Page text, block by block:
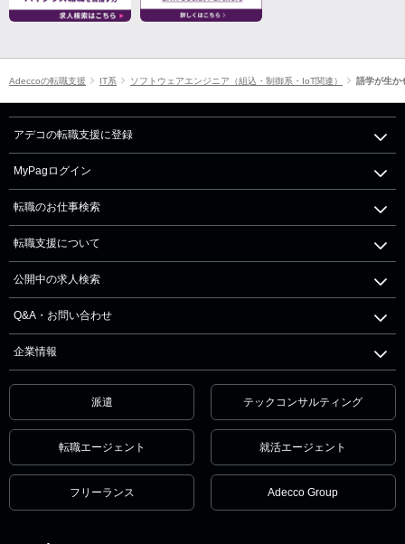
Adeccoの転職支援 IT系 ソフトウェアエンジニア（組込・制御系・IoT関連） 語学が生か
アデコの転職支援に登録
MyPagログイン
転職のお仕事検索
転職支援について
公開中の求人検索
Q&A・お問い合わせ
企業情報
派遣 テックコンサルティング
転職エージェント 就活エージェント
フリーランス Adecco Group